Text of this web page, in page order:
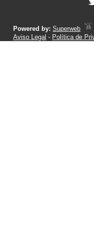
Powered by:Superweb
Aviso Legal - Política de